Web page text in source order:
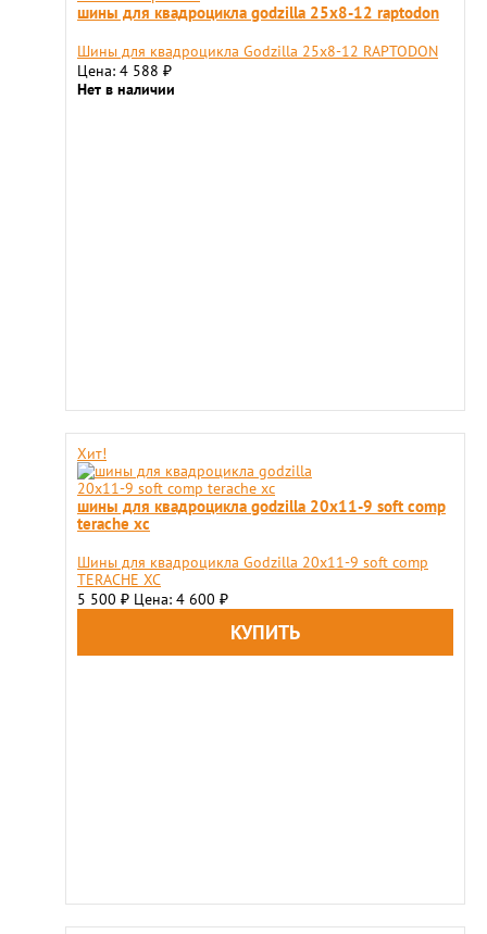
шины для квадроцикла godzilla 25х8-12 raptodon
Шины для квадроцикла Godzilla 25х8-12 RAPTODON
Цена: 4 588 ₽
Нет в наличии
Хит!
шины для квадроцикла godzilla 20х11-9 soft comp
terache xc
Шины для квадроцикла Godzilla 20х11-9 soft comp
TERACHE XC
5 500 ₽ Цена: 4 600 ₽